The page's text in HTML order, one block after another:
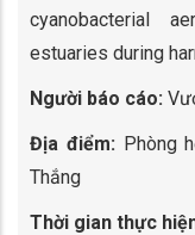
cyanobacterial
estuaries during
Người báo cáo:
Địa điểm: Phòng
Thắng
Thời gian thực